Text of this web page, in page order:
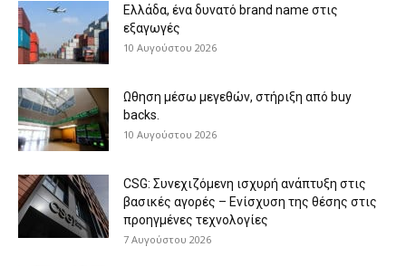
Eλλάδα, ένα δυνατό brand name στις
εξαγωγές
10 Αυγούστου 2026
Ωθηση μέσω μεγεθών, στήριξη από buy
backs.
10 Αυγούστου 2026
CSG: Συνεχιζόμενη ισχυρή ανάπτυξη στις
βασικές αγορές – Ενίσχυση της θέσης στις
προηγμένες τεχνολογίες
7 Αυγούστου 2026